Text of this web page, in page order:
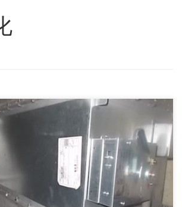
19日（水） ダンパー本体が経年劣化によ
あったケースです。 排 […]